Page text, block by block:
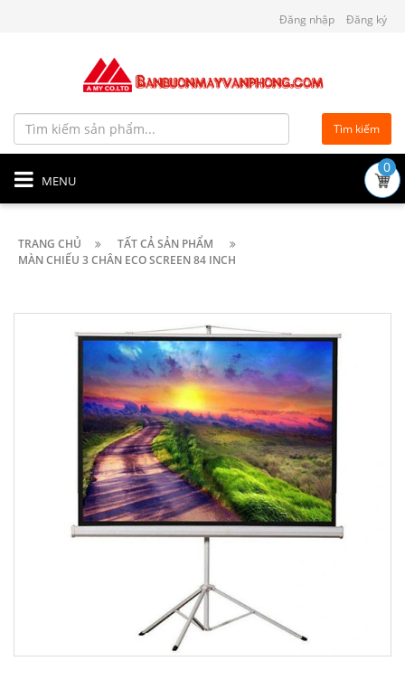
Đăng nhập Đăng ký
Tìm kiếm
MENU
0
TRANG CHỦ
TẤT CẢ SẢN PHẨM
MÀN CHIẾU 3 CHÂN ECO SCREEN 84 INCH